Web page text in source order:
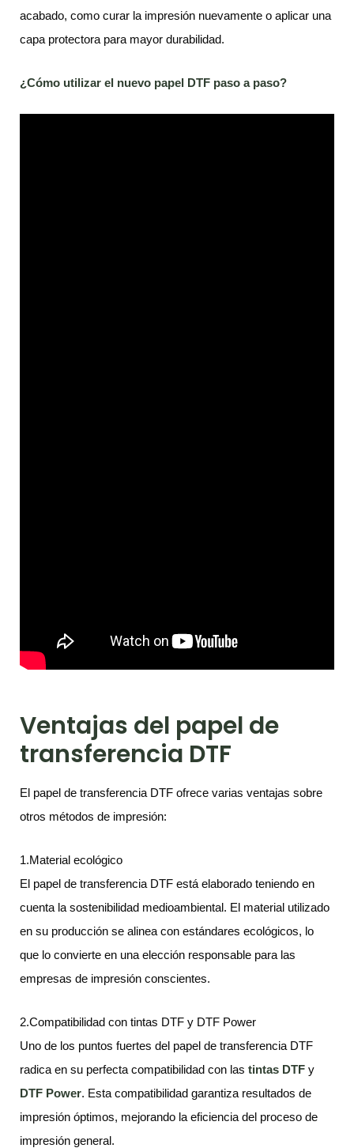
acabado, como curar la impresión nuevamente o aplicar una
capa protectora para mayor durabilidad.
¿Cómo utilizar el nuevo papel DTF paso a paso?
Ventajas del papel de
transferencia DTF
El papel de transferencia DTF ofrece varias ventajas sobre
otros métodos de impresión:
1.Material ecológico
El papel de transferencia DTF está elaborado teniendo en
cuenta la sostenibilidad medioambiental. El material utilizado
en su producción se alinea con estándares ecológicos, lo
que lo convierte en una elección responsable para las
empresas de impresión conscientes.
2.Compatibilidad con tintas DTF y DTF Power
Uno de los puntos fuertes del papel de transferencia DTF
radica en su perfecta compatibilidad con las tintas DTF y
DTF Power. Esta compatibilidad garantiza resultados de
impresión óptimos, mejorando la eficiencia del proceso de
impresión general.